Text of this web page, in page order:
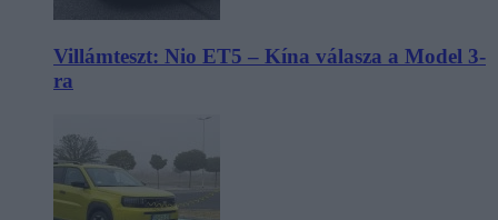
Villámteszt: Nio ET5 – Kína válasza a Model 3-
ra